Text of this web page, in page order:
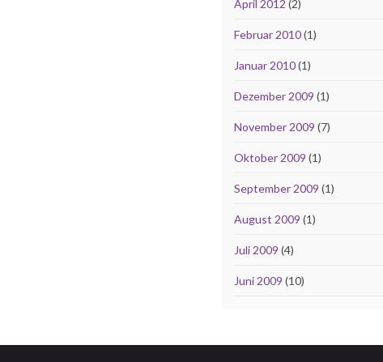
April 2012 (2)
Februar 2010(1)
Januar 2010(1)
Dezember 2009 (1)
November 2009 (7)
Oktober 2009 (1)
September 2009 (1)
August 2009 (1)
Juli 2009 (4)
Juni 2009 (10)